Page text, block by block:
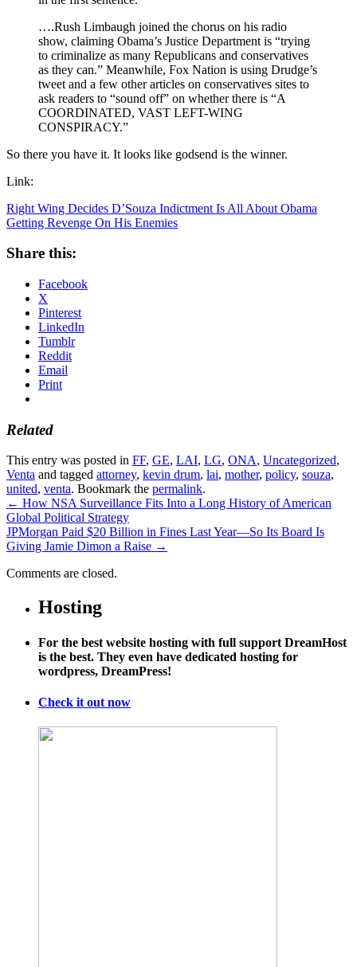
….Rush Limbaugh joined the chorus on his radio
show, claiming Obama’s Justice Department is “trying
to criminalize as many Republicans and conservatives
as they can.” Meanwhile, Fox Nation is using Drudge’s
tweet and a few other articles on conservatives sites to
ask readers to “sound off” on whether there is “A
COORDINATED, VAST LEFT-WING
CONSPIRACY.”
So there you have it. It looks like godsend is the winner.
Link:
Right Wing Decides D’Souza Indictment Is All About Obama
Getting Revenge On His Enemies
Share this:
Facebook
X
Pinterest
LinkedIn
Tumblr
Reddit
Email
Print
Related
This entry was posted in FF, GE, LAI, LG, ONA, Uncategorized,
Venta and tagged attorney, kevin drum, lai, mother, policy, souza,
united, venta. Bookmark the permalink.
← How NSA Surveillance Fits Into a Long History of American
Global Political Strategy
JPMorgan Paid $20 Billion in Fines Last Year—So Its Board Is
Giving Jamie Dimon a Raise →
Comments are closed.
Hosting
For the best website hosting with full support DreamHost
is the best. They even have dedicated hosting for
wordpress, DreamPress!
Check it out now